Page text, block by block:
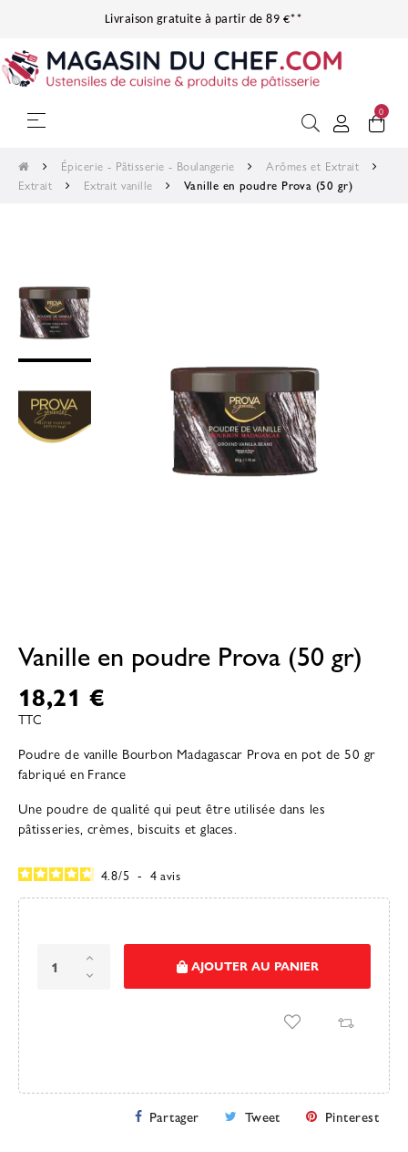
Livraison gratuite à partir de 89 €**
Basculer la navigation
☰ 0
Épicerie - Pâtisserie - Boulangerie
Arômes et Extrait
Extrait
Extrait vanille Vanille en poudre Prova (50 gr)
Vanille en poudre Prova (50 gr)
18,21 €
TTC
Poudre de vanille Bourbon Madagascar Prova en pot de 50 gr
fabriqué en France
Une poudre de qualité qui peut être utilisée dans les
pâtisseries, crèmes, biscuits et glaces.
4.8/5 - 4avis
AJOUTER AU PANIER
Partager Tweet Pinterest